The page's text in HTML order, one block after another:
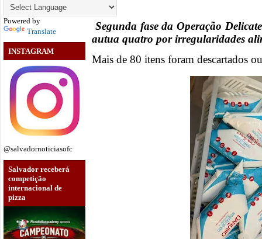
Powered by
Translate
INSTAGRAM
@salvadornoticiasofc
Salvador receberá
competição
internacional de
pizza
Segunda fase da Operação
autua quatro por irregularidades
Mais de 80 itens foram descartados